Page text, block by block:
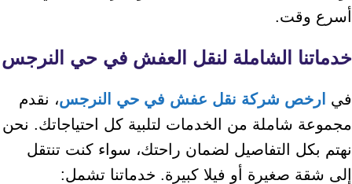
أسرع وقت.
خدماتنا الشاملة لنقل العفش في حي النرجس
في ارخص شركة نقل عفش في حي النرجس، نقدم
مجموعة شاملة من الخدمات لتلبية كل احتياجاتك. نحن
نهتم بكل التفاصيل لضمان راحتك، سواء كنت تنتقل
إلى شقة صغيرة أو فيلا كبيرة. خدماتنا تشمل: